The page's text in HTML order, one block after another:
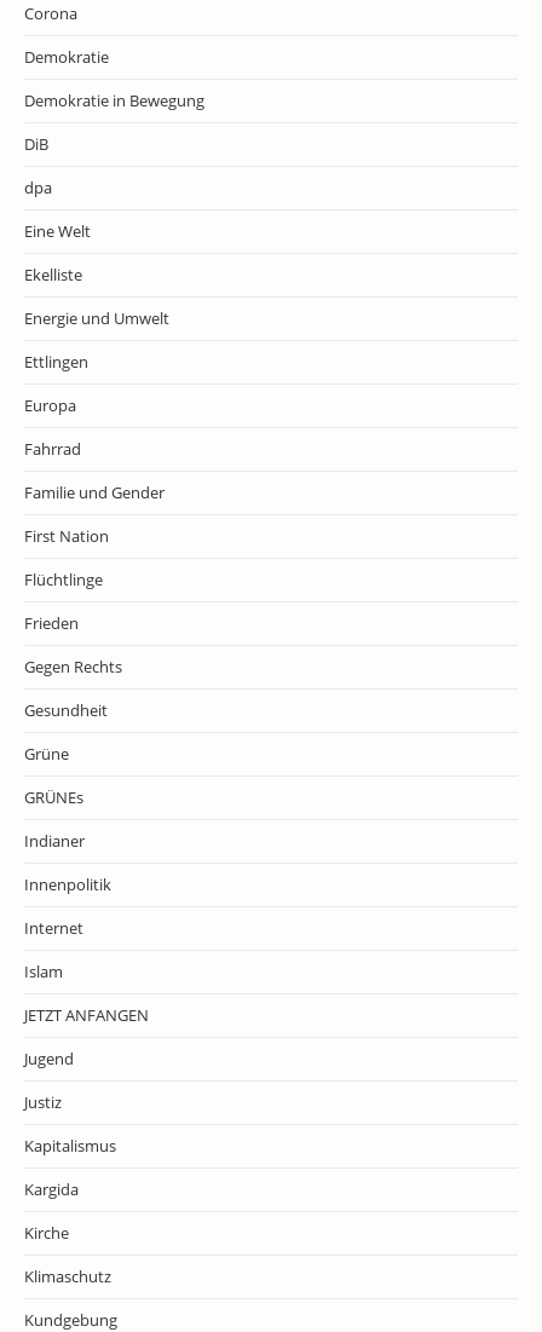
Corona
Demokratie
Demokratie in Bewegung
DiB
dpa
Eine Welt
Ekelliste
Energie und Umwelt
Ettlingen
Europa
Fahrrad
Familie und Gender
First Nation
Flüchtlinge
Frieden
Gegen Rechts
Gesundheit
Grüne
GRÜNEs
Indianer
Innenpolitik
Internet
Islam
JETZT ANFANGEN
Jugend
Justiz
Kapitalismus
Kargida
Kirche
Klimaschutz
Kundgebung